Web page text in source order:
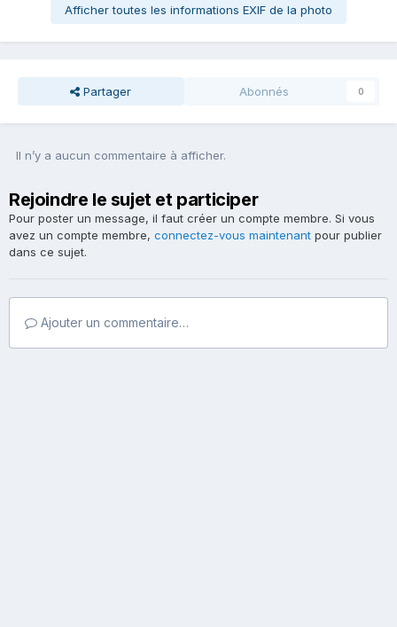
Afficher toutes les informations EXIF de la photo
Partager Abonnés 0
Il n’y a aucun commentaire à afficher.
Rejoindre le sujet et participer
Pour poster un message, il faut créer un compte membre. Si vous
avez un compte membre, connectez-vous maintenant pour publier
dans ce sujet.
Ajouter un commentaire…